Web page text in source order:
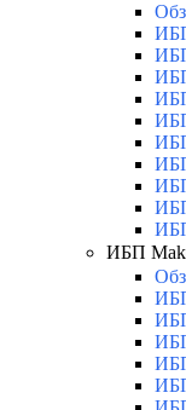
ИБП